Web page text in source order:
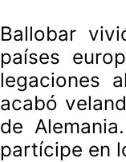
Ballobar
países
legaciones
acabó
de
partícipe en